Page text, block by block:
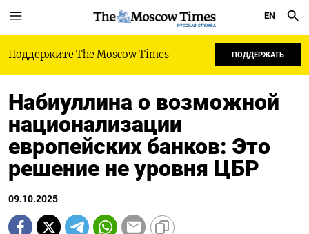
РУССКАЯ СЛУЖБА
EN
Поддержите The Moscow Times ПОДДЕРЖАТЬ
Набиуллина о возможной
национализации
европейских банков: Это
решение не уровня ЦБР
09.10.2025